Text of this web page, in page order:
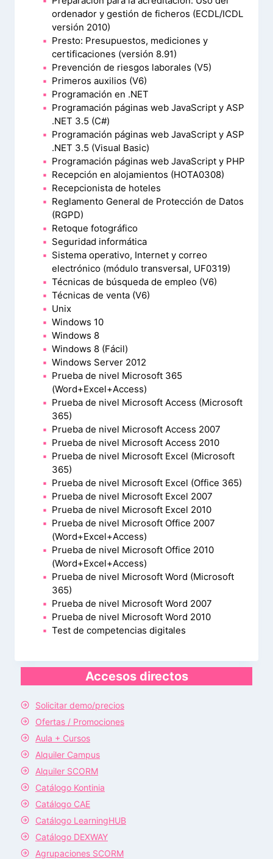
ordenador y gestión de ficheros (ECDL/ICDL
versión 2010)
Presto: Presupuestos, mediciones y
certificaciones (versión 8.91)
Prevención de riesgos laborales (V5)
Primeros auxilios (V6)
Programación en .NET
Programación páginas web JavaScript y ASP
.NET 3.5 (C#)
Programación páginas web JavaScript y ASP
.NET 3.5 (Visual Basic)
Programación páginas web JavaScript y PHP
Recepción en alojamientos (HOTA0308)
Recepcionista de hoteles
Reglamento General de Protección de Datos
(RGPD)
Retoque fotográfico
Seguridad informática
Sistema operativo, Internet y correo
electrónico (módulo transversal, UF0319)
Técnicas de búsqueda de empleo (V6)
Técnicas de venta (V6)
Unix
Windows 10
Windows 8
Windows 8 (Fácil)
Windows Server 2012
Prueba de nivel Microsoft 365
(Word+Excel+Access)
Prueba de nivel Microsoft Access (Microsoft
365)
Prueba de nivel Microsoft Access 2007
Prueba de nivel Microsoft Access 2010
Prueba de nivel Microsoft Excel (Microsoft
365)
Prueba de nivel Microsoft Excel (Office 365)
Prueba de nivel Microsoft Excel 2007
Prueba de nivel Microsoft Excel 2010
Prueba de nivel Microsoft Office 2007
(Word+Excel+Access)
Prueba de nivel Microsoft Office 2010
(Word+Excel+Access)
Prueba de nivel Microsoft Word (Microsoft
365)
Prueba de nivel Microsoft Word 2007
Prueba de nivel Microsoft Word 2010
Test de competencias digitales
Accesos directos
Solicitar demo/precios
Ofertas / Promociones
Aula + Cursos
Alquiler Campus
Alquiler SCORM
Catálogo Kontinia
Catálogo CAE
Catálogo LearningHUB
Catálogo DEXWAY
Agrupaciones SCORM